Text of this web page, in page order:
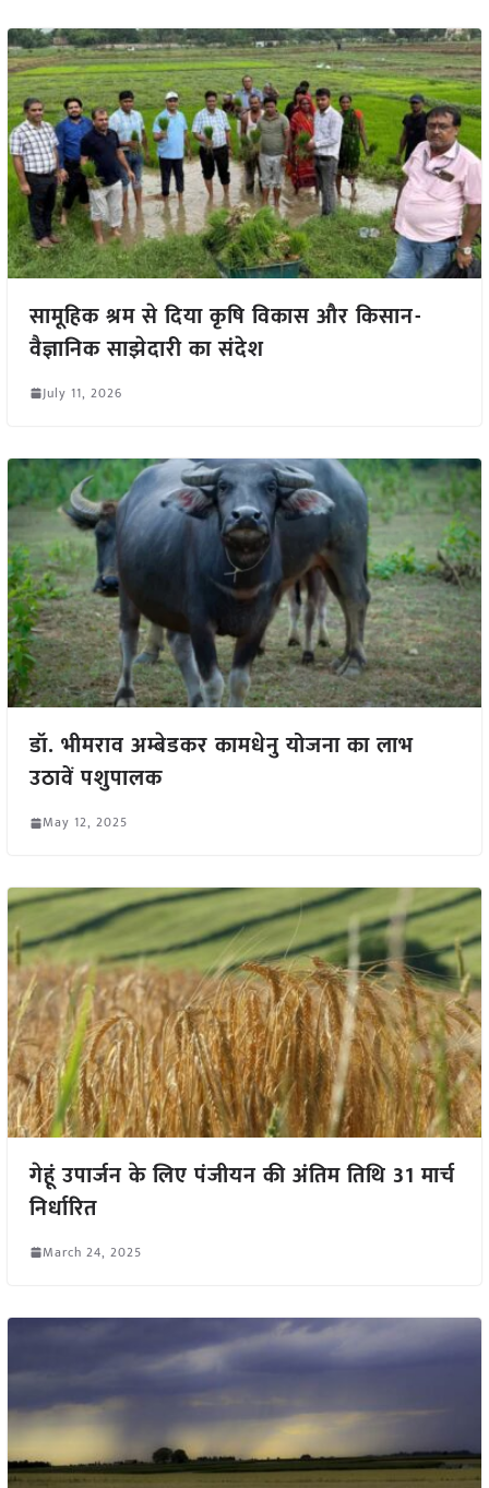
सामूहिक श्रम से दिया कृषि विकास और किसान-
वैज्ञानिक साझेदारी का संदेश
July 11, 2026
डॉ. भीमराव अम्बेडकर कामधेनु योजना का लाभ
उठावें पशुपालक
May 12, 2025
गेहूं उपार्जन के लिए पंजीयन की अंतिम तिथि 31 मार्च
निर्धारित
March 24, 2025